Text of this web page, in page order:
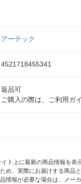
アーテック
4521718455341
返品可
ご購入の際は、ご利用ガ
ト上に最新の商品情報を
め、実際にお届けする商品
情報が必要な場合は、メー